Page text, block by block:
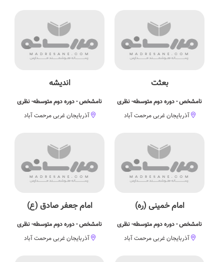
بعثت
نامشخص - دوره دوم متوسطه- نظری
آذربایجان غربی مرحمت آباد
اندیشه
نامشخص - دوره دوم متوسطه- نظری
آذربایجان غربی مرحمت آباد
امام خمینی (ره)
نامشخص - دوره دوم متوسطه- نظری
آذربایجان غربی مرحمت آباد
امام جعفر صادق (ع)
نامشخص - دوره دوم متوسطه- نظری
آذربایجان غربی مرحمت آباد